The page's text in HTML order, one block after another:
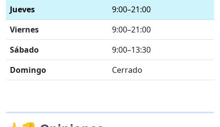
Jueves
9:00–21:00
Viernes
9:00–21:00
Sábado
9:00–13:30
Domingo
Cerrado